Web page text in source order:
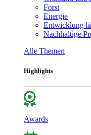
Forst
Energie
Entwicklung
Nachhaltige
Alle Themen
Highlights
Awards